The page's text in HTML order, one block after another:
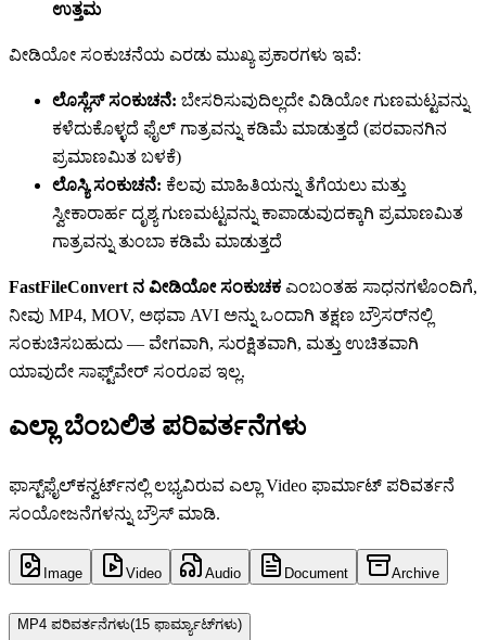
ಉತ್ತಮ
ವೀಡಿಯೋ ಸಂಕುಚನೆಯ ಎರಡು ಮುಖ್ಯ ಪ್ರಕಾರಗಳು ಇವೆ:
ಲೊಸ್ಲೆಸ್ ಸಂಕುಚನೆ: ಬೇಸರಿಸುವುದಿಲ್ಲದೇ ವಿಡಿಯೋ ಗುಣಮಟ್ಟವನ್ನು
ಕಳೆದುಕೊಳ್ಳದೆ ಫೈಲ್ ಗಾತ್ರವನ್ನು ಕಡಿಮೆ ಮಾಡುತ್ತದೆ (ಪರವಾನಗಿನ
ಪ್ರಮಾಣಮಿತ ಬಳಕೆ)
ಲೊಸ್ಯಿ ಸಂಕುಚನೆ: ಕೆಲವು ಮಾಹಿತಿಯನ್ನು ತೆಗೆಯಲು ಮತ್ತು
ಸ್ವೀಕಾರಾರ್ಹ ದೃಶ್ಯ ಗುಣಮಟ್ಟವನ್ನು ಕಾಪಾಡುವುದಕ್ಕಾಗಿ ಪ್ರಮಾಣಮಿತ
ಗಾತ್ರವನ್ನು ತುಂಬಾ ಕಡಿಮೆ ಮಾಡುತ್ತದೆ
FastFileConvert ನ ವೀಡಿಯೋ ಸಂಕುಚಕ ಎಂಬಂತಹ ಸಾಧನಗಳೊಂದಿಗೆ,
ನೀವು MP4, MOV, ಅಥವಾ AVI ಅನ್ನು ಒಂದಾಗಿ ತಕ್ಷಣ ಬ್ರೌಸರ್‌ನಲ್ಲಿ
ಸಂಕುಚಿಸಬಹುದು — ವೇಗವಾಗಿ, ಸುರಕ್ಷಿತವಾಗಿ, ಮತ್ತು ಉಚಿತವಾಗಿ
ಯಾವುದೇ ಸಾಫ್ಟ್‌ವೇರ್ ಸಂರೂಪ ಇಲ್ಲ.
ಎಲ್ಲಾ ಬೆಂಬಲಿತ ಪರಿವರ್ತನೆಗಳು
ಫಾಸ್ಟ್‌ಫೈಲ್‌ಕನ್ವರ್ಟ್‌ನಲ್ಲಿ ಲಭ್ಯವಿರುವ ಎಲ್ಲಾ Video ಫಾರ್ಮಾಟ್ ಪರಿವರ್ತನೆ
ಸಂಯೋಜನೆಗಳನ್ನು ಬ್ರೌಸ್ ಮಾಡಿ.
Image Video Audio Document Archive
MP4 ಪರಿವರ್ತನೆಗಳು(15 ಫಾರ್ಮ್ಯಾಟ್‌ಗಳು)